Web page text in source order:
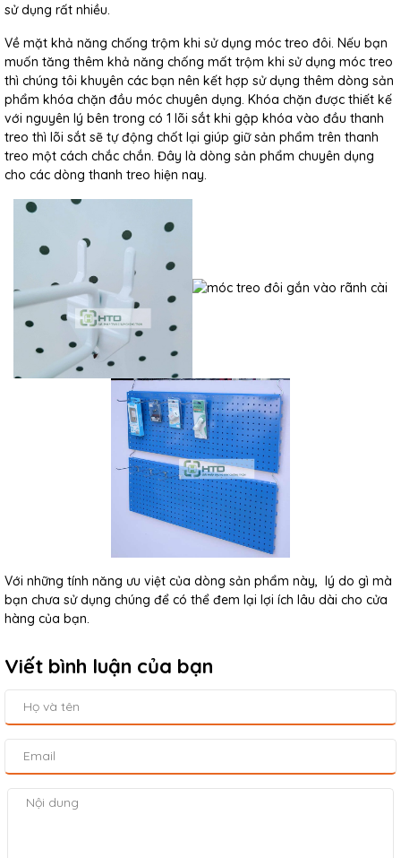
sử dụng rất nhiều.
Về mặt khả năng chống trộm khi sử dụng móc treo đôi. Nếu bạn
muốn tăng thêm khả năng chống mất trộm khi sử dụng móc treo
thì chúng tôi khuyên các bạn nên kết hợp sử dụng thêm dòng sản
phẩm khóa chặn đầu móc chuyên dụng. Khóa chặn được thiết kế
với nguyên lý bên trong có 1 lõi sắt khi gập khóa vào đầu thanh
treo thì lõi sắt sẽ tự động chốt lại giúp giữ sản phẩm trên thanh
treo một cách chắc chắn. Đây là dòng sản phẩm chuyên dụng
cho các dòng thanh treo hiện nay.
Với những tính năng ưu việt của dòng sản phẩm này, lý do gì mà
bạn chưa sử dụng chúng để có thể đem lại lợi ích lâu dài cho cửa
hàng của bạn.
Viết bình luận của bạn